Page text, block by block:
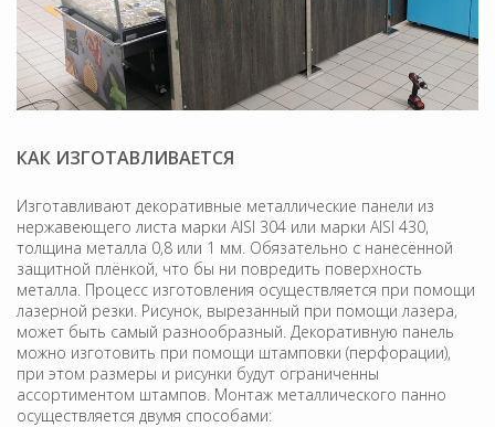
КАК ИЗГОТАВЛИВАЕТСЯ
Изготавливают декоративные металлические панели из
нержавеющего листа марки AISI 304 или марки AISI 430,
толщина металла 0,8 или 1 мм. Обязательно с нанесённой
защитной плёнкой, что бы ни повредить поверхность
металла. Процесс изготовления осуществляется при помощи
лазерной резки. Рисунок, вырезанный при помощи лазера,
может быть самый разнообразный. Декоративную панель
можно изготовить при помощи штамповки (перфорации),
при этом размеры и рисунки будут ограниченны
ассортиментом штампов. Монтаж металлического панно
осуществляется двумя способами: